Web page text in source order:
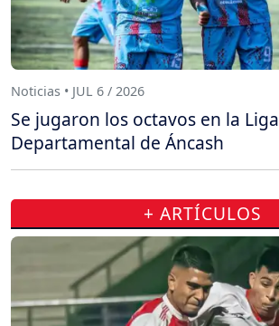
Noticias • JUL 6 / 2026
Se jugaron los octavos en la Liga
Departamental de Áncash
+ ARTÍCULOS